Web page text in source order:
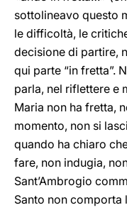
sottolineavo questo
le difficoltà, le
decisione di partire,
qui parte “in fretta”.
parla, nel riflettere e
Maria non ha fretta,
momento, non si
quando ha chiaro
fare, non indugia,
Sant’Ambrogio
Santo non comporta